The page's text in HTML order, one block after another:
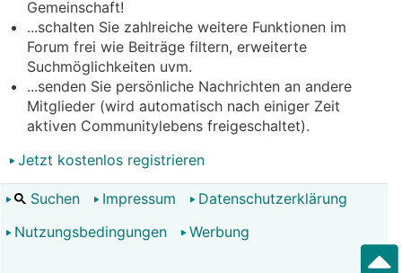
Gemeinschaft!
...schalten Sie zahlreiche weitere Funktionen im
Forum frei wie Beiträge filtern, erweiterte
Suchmöglichkeiten uvm.
...senden Sie persönliche Nachrichten an andere
Mitglieder (wird automatisch nach einiger Zeit
aktiven Communitylebens freigeschaltet).
Jetzt kostenlos registrieren
Suchen Impressum
Datenschutzerklärung
Nutzungsbedingungen
Werbung